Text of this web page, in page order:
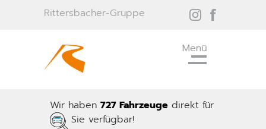
Rittersbacher-Gruppe
Wir haben 727 Fahrzeuge direkt für
Sie verfügbar!